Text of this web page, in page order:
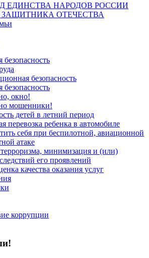
ЕДИНСТВА НАРОДОВ РОССИИ
ЗАЩИТНИКА ОТЕЧЕСТВА
безопасность
безопасность
окно!
мошенники!
детей в летний период
перевозка ребенка в автомобиле
себя при беспилотной, авиационной
атаке
минимизация и (или)
его проявлений
качества оказания услуг
коррупции